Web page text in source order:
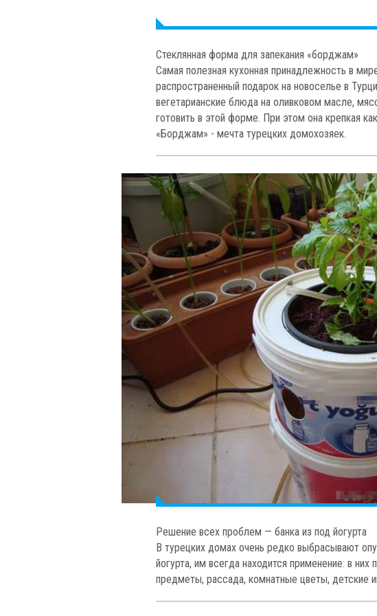
Стеклянная форма для запекания «борджам»
Самая полезная кухонная принадлежность в
распространенный подарок на новоселье в
вегетарианские блюда на оливковом масле,
готовить в этой форме. При этом она крепкая
«Борджам» - мечта турецких домохозяек.
Решение всех проблем — банка из под йогурта
В турецких домах очень редко выбрасывают
йогурта, им всегда находится применение: в
предметы, рассада, комнатные цветы, детские